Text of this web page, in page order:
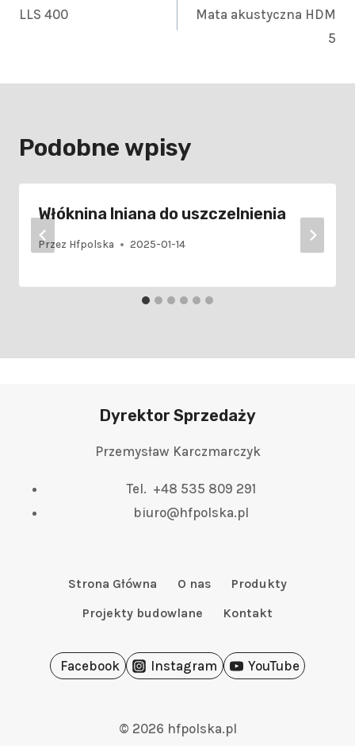
LLS 400
Mata akustyczna HDM
5
Podobne wpisy
Włóknina lniana do uszczelnienia
Przez Hfpolska 2025-01-14
Dyrektor Sprzedaży
Przemysław Karczmarczyk
Tel. +48 535 809 291
biuro@hfpolska.pl
Strona Główna O nas
Produkty
Projekty budowlane
Kontakt
Facebook Instagram YouTube
© 2026 hfpolska.pl